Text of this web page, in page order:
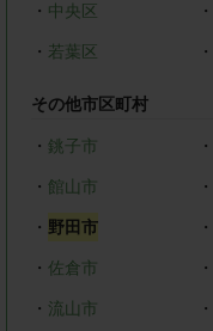
・ 中央区 ・
・ 若葉区 ・
その他市区町村
・ 銚子市 ・
・ 館山市 ・
・ 野田市 ・
・ 佐倉市 ・
・ 流山市 ・